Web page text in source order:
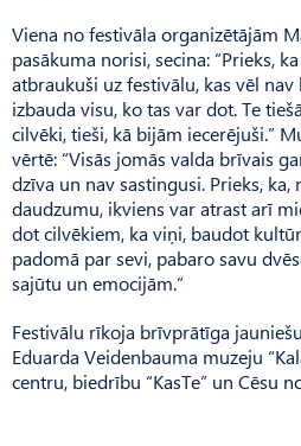
Viena no festivāla organizētājām
pasākuma norisi, secina: “Prieks,
atbraukuši uz festivālu, kas vēl
izbauda visu, ko tas var dot. Te
cilvēki, tieši, kā bijām iecerējuši.”
vērtē: “Visās jomās valda brīvais
dzīva un nav sastingusi. Prieks,
daudzumu, ikviens var atrast arī
dot cilvēkiem, ka viņi, baudot
padomā par sevi, pabaro savu
sajūtu un emocijām.”
Festivālu rīkoja brīvprātīga
Eduarda Veidenbauma muzeju
centru, biedrību “KasTe” un Cēsu